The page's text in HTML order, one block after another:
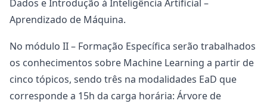
Dados e Introdução à Inteligência Artificial –
Aprendizado de Máquina.
No módulo II – Formação Específica serão trabalhados
os conhecimentos sobre Machine Learning a partir de
cinco tópicos, sendo três na modalidades EaD que
corresponde a 15h da carga horária: Árvore de